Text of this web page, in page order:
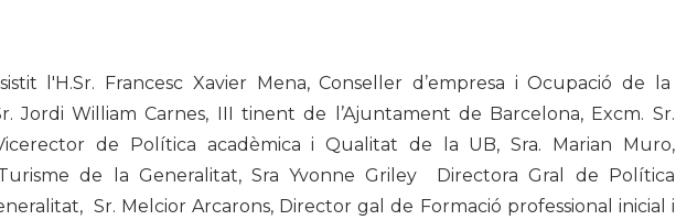
l'H.Sr. Francesc Xavier Mena, Conseller d’empresa i Ocupació de la
Jordi William Carnes, III tinent de l’Ajuntament de Barcelona, Excm. Sr.
de Política acadèmica i Qualitat de la UB, Sra. Marian Muro,
de la Generalitat, Sra Yvonne Griley Directora Gral de Política
Sr. Melcior Arcarons, Director gal de Formació professional inicial i